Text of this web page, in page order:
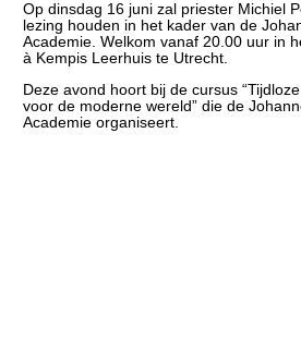
Op dinsdag 16 juni zal priester Michiel
lezing houden in het kader van de
Academie. Welkom vanaf 20.00 uur in
à Kempis Leerhuis te Utrecht.
Deze avond hoort bij de cursus
voor de moderne wereld” die de
Academie organiseert.